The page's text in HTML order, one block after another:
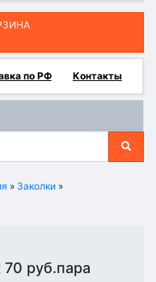
по РФ Контакты
» Заколки »
руб.пара